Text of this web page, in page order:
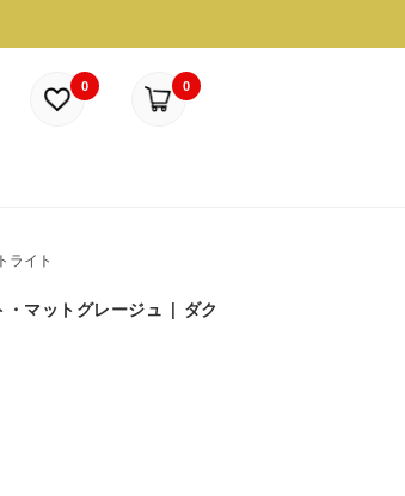
0 0
ライト
・マットグレージュ | ダク